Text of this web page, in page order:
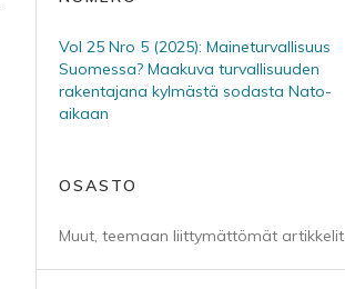
Vol 25 Nro 5 (2025): Maineturvallisuus
Suomessa? Maakuva turvallisuuden
rakentajana kylmästä sodasta Nato-
aikaan
OSASTO
Muut, teemaan liittymättömät artikkelit